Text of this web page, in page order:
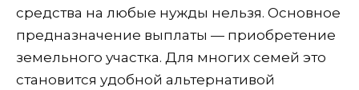
средства на любые нужды нельзя. Основное
предназначение выплаты — приобретение
земельного участка. Для многих семей это
становится удобной альтернативой